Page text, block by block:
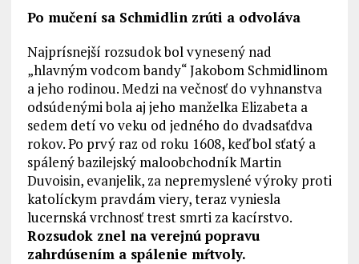
Po mučení sa Schmidlin zrúti a odvoláva
Najprísnejší rozsudok bol vynesený nad
„hlavným vodcom bandy“ Jakobom Schmidlinom
a jeho rodinou. Medzi na večnosť do vyhnanstva
odsúdenými bola aj jeho manželka Elizabeta a
sedem detí vo veku od jedného do dvadsaťdva
rokov. Po prvý raz od roku 1608, keď bol sťatý a
spálený bazilejský maloobchodník Martin
Duvoisin, evanjelik, za nepremyslené výroky proti
katolíckym pravdám viery, teraz vyniesla
lucernská vrchnosť trest smrti za kacírstvo.
Rozsudok znel na verejnú popravu
zahrdúsením a spálenie mŕtvoly.